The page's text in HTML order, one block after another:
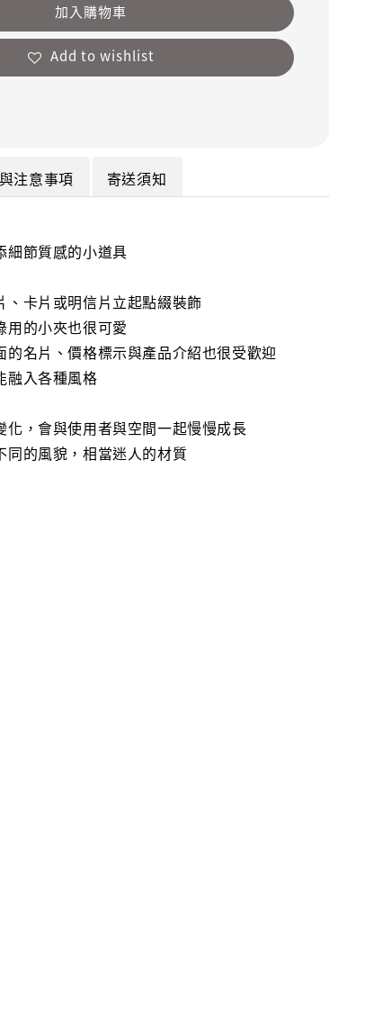
加入購物車
Add to wishlist
注意事項 寄送須知
細節質感的小道具
、卡片或明信片立起點綴裝飾
用的小夾也很可愛
的名片、價格標示與產品介紹也很受歡迎
融入各種風格
化，會與使用者與空間一起慢慢成長
同的風貌，相當迷人的材質